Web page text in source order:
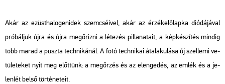
Akár az ezüst­ha­lo­ge­nid­ek szem­csé­i­vel, akár az ér­zék­elő­lap­ka di­ó­dá­já­val
pró­bál­juk újra és újra meg­őriz­ni a lé­te­zés pil­la­na­ta­it, a kép­ké­szí­tés min­dig
több marad a pusz­ta tech­ni­ká­nál. A fotó tech­ni­kai át­ala­ku­lá­sa új szel­le­mi ve­
tü­le­te­ket nyit meg előt­tünk: a meg­őr­zés és az el­en­ge­dés, az emlék és a je­
len­lét belső tör­té­ne­te­it.